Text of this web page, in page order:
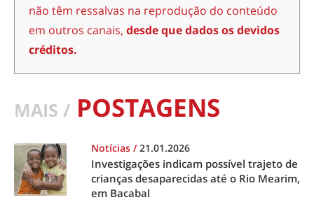
não têm ressalvas na reprodução do conteúdo
em outros canais, desde que dados os devidos
créditos.
MAIS / POSTAGENS
Notícias /21.01.2026
Investigações indicam possível trajeto de
crianças desaparecidas até o Rio Mearim,
em Bacabal